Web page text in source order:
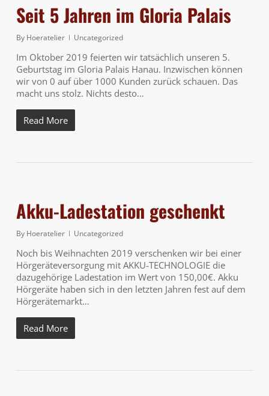
Seit 5 Jahren im Gloria Palais
By Hoeratelier Uncategorized
Im Oktober 2019 feierten wir tatsächlich unseren 5.
Geburtstag im Gloria Palais Hanau. Inzwischen können
wir von 0 auf über 1000 Kunden zurück schauen. Das
macht uns stolz. Nichts desto…
Read More
Akku-Ladestation geschenkt
By Hoeratelier Uncategorized
Noch bis Weihnachten 2019 verschenken wir bei einer
Hörgeräteversorgung mit AKKU-TECHNOLOGIE die
dazugehörige Ladestation im Wert von 150,00€. Akku
Hörgeräte haben sich in den letzten Jahren fest auf dem
Hörgerätemarkt…
Read More